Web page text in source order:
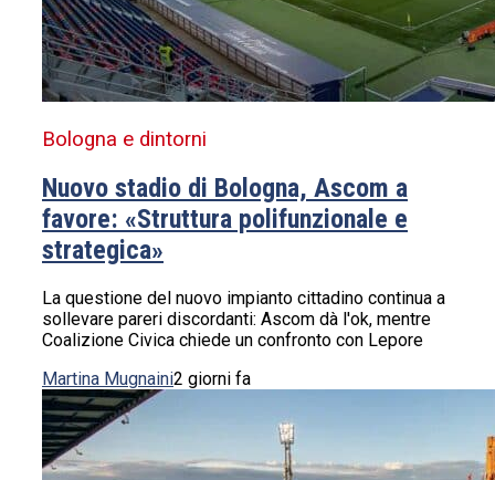
Bologna e dintorni
Nuovo stadio di Bologna, Ascom a
favore: «Struttura polifunzionale e
strategica»
La questione del nuovo impianto cittadino continua a
sollevare pareri discordanti: Ascom dà l'ok, mentre
Coalizione Civica chiede un confronto con Lepore
Martina Mugnaini2 giorni fa